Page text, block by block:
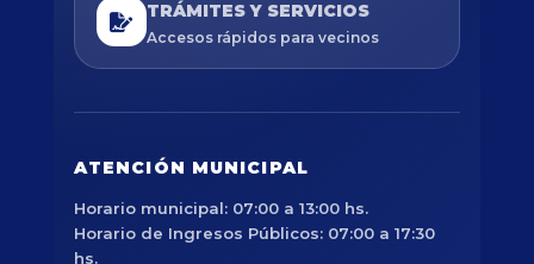
TRÁMITES Y SERVICIOS
Accesos rápidos para vecinos
ATENCIÓN MUNICIPAL
Horario municipal: 07:00 a 13:00 hs.
Horario de Ingresos Públicos: 07:00 a 17:30
hs.